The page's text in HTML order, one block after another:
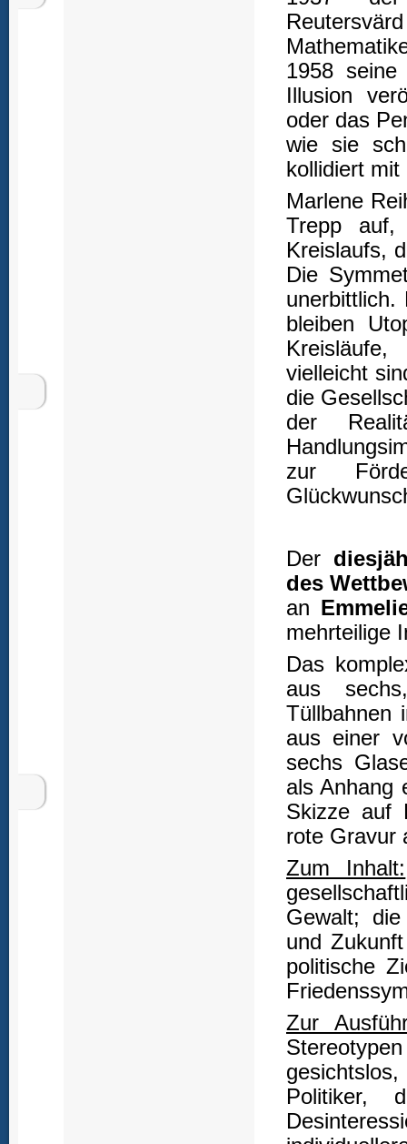
1958
Illusion
oder das
wie sie
kollidiert
Marlene
Trepp
Kreislaufs,
Die
unerbittlich.
bleiben
vielleicht
die
der
zur
Der
des
an
mehrteilige
Das
aus
Tüllbahnen
aus einer
sechs
als Anhang
Skizze auf
rote Gravur
Zum Inhalt:
Gewalt; die
und
politische
Zur
Politiker,